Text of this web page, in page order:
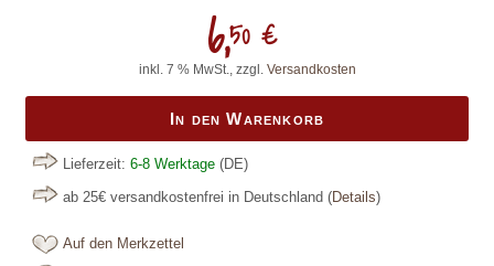
6,50 €
inkl. 7 % MwSt., zzgl. Versandkosten
In den Warenkorb
Lieferzeit: 6-8 Werktage (DE)
ab 25€ versandkostenfrei in Deutschland (Details)
Auf den Merkzettel